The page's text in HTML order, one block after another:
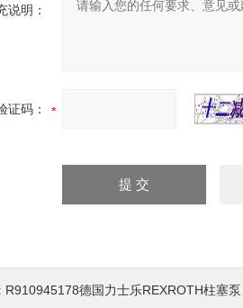
说明：
证码：
R910945178德国力士乐REXROTH柱塞泵